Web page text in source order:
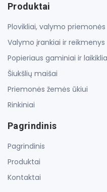
Produktai
Plovikliai, valymo priemonės
Valymo įrankiai ir reikmenys
Popieriaus gaminiai ir
Šiukšlių maišai
Priemonės žemės ūkiui
Rinkiniai
Pagrindinis
Pagrindinis
Produktai
Kontaktai